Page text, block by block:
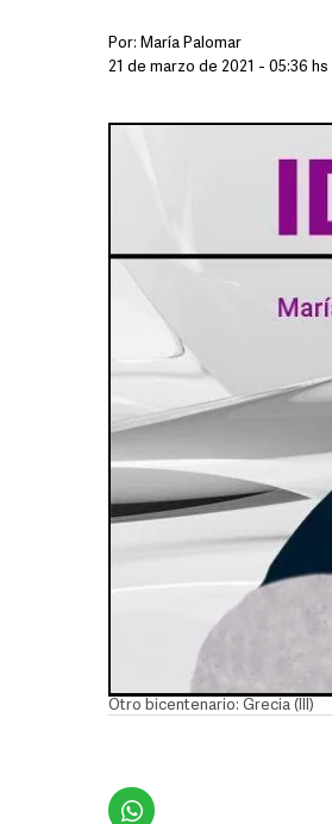
Por: María Palomar
21 de marzo de 2021 - 05:36 hs
Otro bicentenario: Grecia (III)